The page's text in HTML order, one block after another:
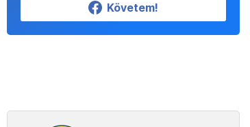
Követem!